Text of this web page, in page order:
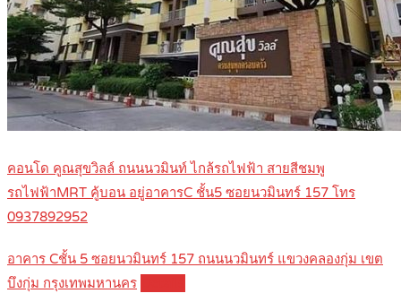
คอนโด คูณสุขวิลล์ ถนนนวมินท์ ไกล้รถไฟฟ้า สายสีชมพู
รถไฟฟ้าMRT คู้บอน อยู่อาคารC ชั้น5 ซอยนวมินทร์ 157 โทร
0937892952
อาคาร Cชั้น 5 ซอยนวมินทร์ 157 ถนนนวมินทร์ แขวงคลองกุ่ม เขต
บึงกุ่ม กรุงเทพมหานคร